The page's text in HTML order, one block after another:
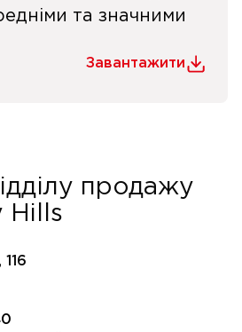
та значними
Завантажити
продажу
Hills